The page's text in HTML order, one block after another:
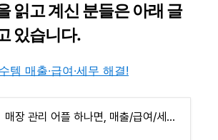
읽고 계신 분들은 아래 글
있습니다.
템 매출·급여·세무 해결!
매장 관리 어플 하나면, 매출/급여/세무 모두 한 번에 끝!